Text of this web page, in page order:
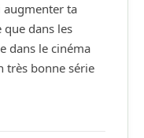
augmenter ta
dans les
dans le cinéma
très bonne série